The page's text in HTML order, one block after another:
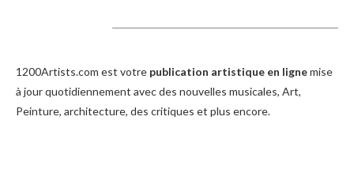
1200Artists.com est votre publication artistique en lignemise
à jour quotidiennement avec des nouvelles musicales, Art,
Peinture, architecture, des critiques et plus encore.